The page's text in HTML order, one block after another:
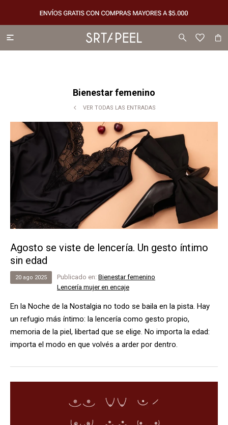

Bienestar femenino
VER TODAS LAS ENTRADAS
Agosto se viste de lencería. Un gesto íntimo
sin edad
20 ago 2025 Publicado en: Bienestar femenino
Lencería mujer en encaje
En la Noche de la Nostalgia no todo se baila en la pista. Hay
un refugio más íntimo: la lencería como gesto propio,
memoria de la piel, libertad que se elige. No importa la edad:
importa el modo en que volvés a arder por dentro.